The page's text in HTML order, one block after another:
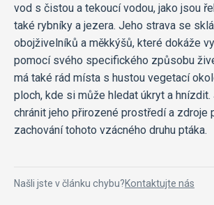
vod s čistou a tekoucí vodou, jako jsou
také rybníky a jezera. Jeho strava se
obojživelníků a měkkýšů, které dokáže
pomocí svého specifického způsobu
má také rád místa s hustou vegetací
ploch, kde si může hledat úkryt a
chránit jeho přirozené prostředí a zdroje
zachování tohoto vzácného druhu ptáka.
Našli jste v článku chybu?Kontaktujte nás